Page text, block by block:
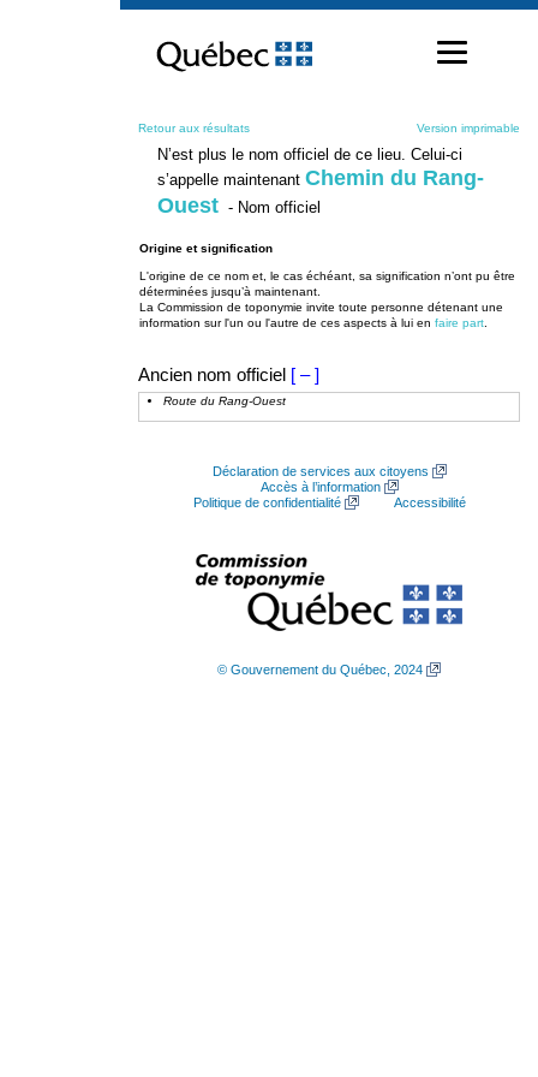
contenu
Retour aux résultats Version imprimable
N’est plus le nom officiel de ce lieu. Celui-ci
s’appelle maintenant Chemin du Rang-
Ouest - Nom officiel
Origine et signification
L'origine de ce nom et, le cas échéant, sa signification n’ont pu être
déterminées jusqu’à maintenant.
La Commission de toponymie invite toute personne détenant une
information sur l'un ou l'autre de ces aspects à lui en faire part
Ancien nom officiel [ – ]
Route du Rang-Ouest
Déclaration de services aux citoyens
Accès à l’information
Politique de confidentialité
Accessibilité
© Gouvernement du Québec, 2024